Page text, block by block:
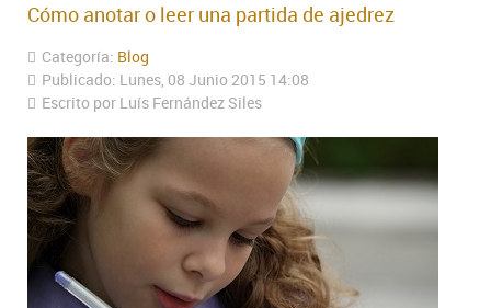
Cómo anotar o leer una partida de ajedrez
Categoría: Blog
Publicado: Lunes, 08 Junio 2015 14:08
Escrito por Luís Fernández Siles